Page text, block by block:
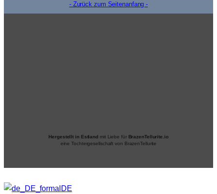
- Zurück zum Seitenanfang -
Hergestellt in Estland mit Liebe für BrazenTellurite.io
eine Tochtergesellschaft von BrazenTellurite
DE